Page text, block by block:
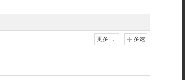
更多 多选